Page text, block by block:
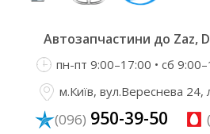
Автозапчастини до Zaz,
пн-пт 9:00–17:00 • сб
м.Київ, вул.Вереснева 24,
(096) 950-39-50